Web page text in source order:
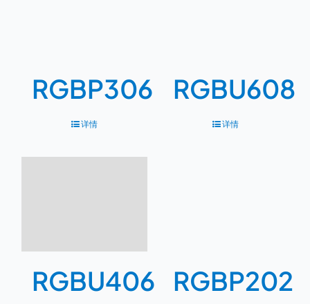
RGBP306
详情
RGBU608
详情
RGBU406 RGBP202